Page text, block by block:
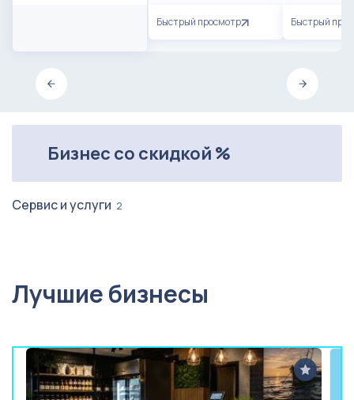
Быстрый просмотр Быстрый
Бизнес со скидкой %
Сервис и услуги 2
Лучшие бизнесы